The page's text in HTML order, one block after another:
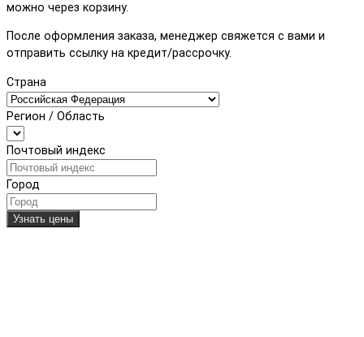
можно через корзину.
После оформления заказа, менеджер свяжется с вами и
отправить ссылку на кредит/рассрочку.
Страна
Регион / Область
Почтовый индекс
Город
Узнать цены